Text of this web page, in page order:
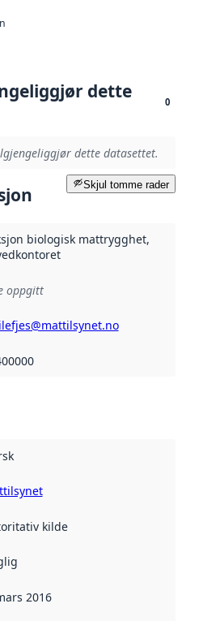
dette
0
dette datasettet.
Skjul tomme rader
biologisk mattrygghet,
oppgitt
kilde
sier når dataene i dette
2016